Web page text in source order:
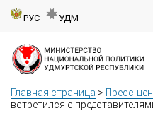
РУС УДМ
Главная страница > Пресс-
встретился с